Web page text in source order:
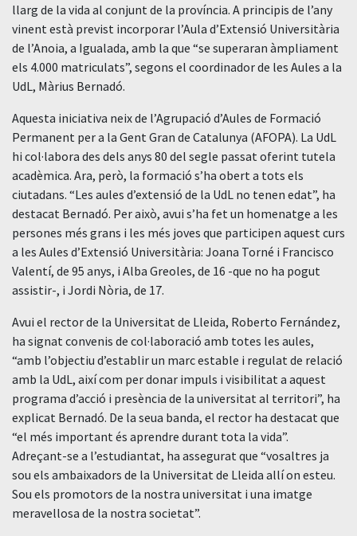
llarg de la vida al conjunt de la província. A principis de l’any
vinent està previst incorporar l’Aula d’Extensió Universitària
de l’Anoia, a Igualada, amb la que “se superaran àmpliament
els 4.000 matriculats”, segons el coordinador de les Aules a la
UdL, Màrius Bernadó.
Aquesta iniciativa neix de l’Agrupació d’Aules de Formació
Permanent per a la Gent Gran de Catalunya (AFOPA). La UdL
hi col·labora des dels anys 80 del segle passat oferint tutela
acadèmica. Ara, però, la formació s’ha obert a tots els
ciutadans. “Les aules d’extensió de la UdL no tenen edat”, ha
destacat Bernadó. Per això, avui s’ha fet un homenatge a les
persones més grans i les més joves que participen aquest curs
a les Aules d’Extensió Universitària: Joana Torné i Francisco
Valentí, de 95 anys, i Alba Greoles, de 16 -que no ha pogut
assistir-, i Jordi Nòria, de 17.
Avui el rector de la Universitat de Lleida, Roberto Fernández,
ha signat convenis de col·laboració amb totes les aules,
“amb l’objectiu d’establir un marc estable i regulat de relació
amb la UdL, així com per donar impuls i visibilitat a aquest
programa d’acció i presència de la universitat al territori”, ha
explicat Bernadó. De la seua banda, el rector ha destacat que
“el més important és aprendre durant tota la vida”.
Adreçant-se a l’estudiantat, ha assegurat que “vosaltres ja
sou els ambaixadors de la Universitat de Lleida allí on esteu.
Sou els promotors de la nostra universitat i una imatge
meravellosa de la nostra societat”.